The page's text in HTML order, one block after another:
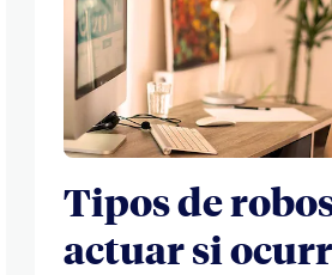
Tipos de
actuar si